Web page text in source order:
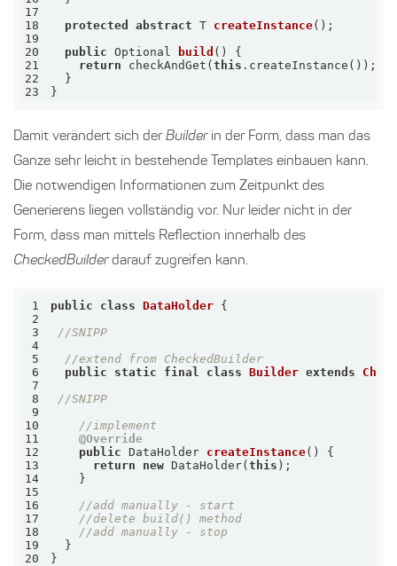
17
18
protected abstract T createInstance()
19
20
public Optional build ()
21
return checkAndGet(this
22
23
}
Damit verändert sich derBuilderin der Form, dass man das
Ganze sehr leicht in bestehende Templates einbauen kann.
Die notwendigen Informationen zum Zeitpunkt des
Generierens liegen vollständig vor. Nur leider nicht in der
Form, dass man mittels Reflection innerhalb des
CheckedBuilderdarauf zugreifen kann.
1 public class DataHolder
2
3
//SNIPP
4
5
//extend from CheckedBuilder
6
public static final class Builder extends
7
8
//SNIPP
9
10
//implement
11
@Override
12
public DataHolder createInstance()
13
return new DataHolder(this
14
15
16
//add manually - start
17
//delete build() method
18
//add manually - stop
19
20
}